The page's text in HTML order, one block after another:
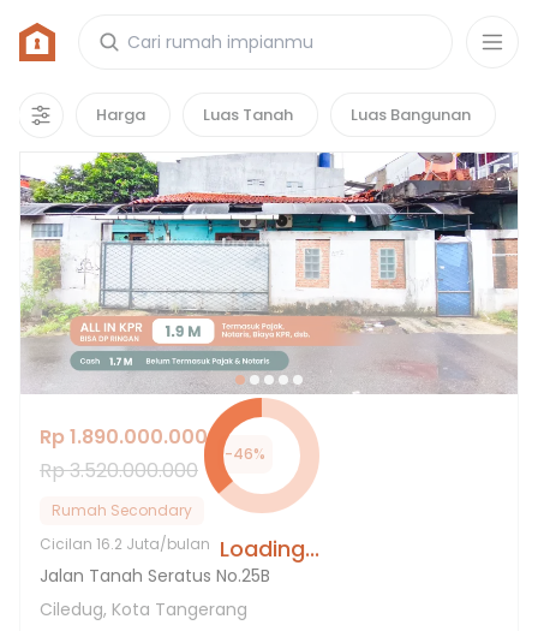
Harga Luas Tanah Luas Bangunan
Loading...
Rumah di Sudimara Jaya, Tangerang
7properti
Hot Deals
Rp 1.890.000.000
Rp 3.520.000.000
-46%
Rumah Secondary
Cicilan 16.2 Juta/bulan
Jalan Tanah Seratus No.25B
Ciledug, Kota Tangerang